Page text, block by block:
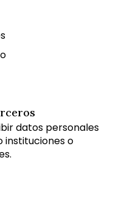
datos personales
instituciones o